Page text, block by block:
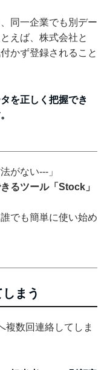
同一企業でも別デー
えば、株式会社と
かず登録されること
を正しく把握でき
がない---」
るツール「Stock」
でも簡単に使い始め
まう
複数回連絡してしま